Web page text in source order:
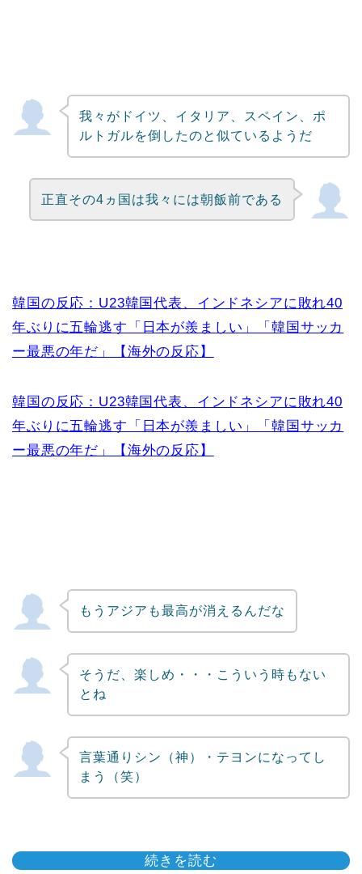
我々がドイツ、イタリア、スペイン、ポ
ルトガルを倒したのと似ているようだ
正直その4ヵ国は我々には朝飯前である
韓国の反応：U23韓国代表、インドネシアに敗れ40
年ぶりに五輪逃す「日本が羨ましい」「韓国サッカ
ー最悪の年だ」【海外の反応】
韓国の反応：U23韓国代表、インドネシアに敗れ40
年ぶりに五輪逃す「日本が羨ましい」「韓国サッカ
ー最悪の年だ」【海外の反応】
もうアジアも最高が消えるんだな
そうだ、楽しめ・・・こういう時もない
とね
言葉通りシン（神）・テヨンになってし
まう（笑）
続きを読む